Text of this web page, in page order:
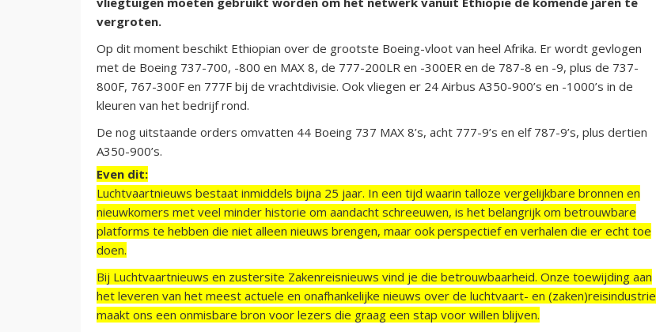
vergroten.
Op dit moment beschikt Ethiopian over de grootste Boeing-vloot van heel Afrika. Er wordt gevlogen
met de Boeing 737-700, -800 en MAX 8, de 777-200LR en -300ER en de 787-8 en -9, plus de 737-
800F, 767-300F en 777F bij de vrachtdivisie. Ook vliegen er 24 Airbus A350-900’s en -1000’s in de
kleuren van het bedrijf rond.
De nog uitstaande orders omvatten 44 Boeing 737 MAX 8’s, acht 777-9’s en elf 787-9’s, plus dertien
A350-900’s.
Even dit:
Luchtvaartnieuws bestaat inmiddels bijna 25 jaar. In een tijd waarin talloze vergelijkbare bronnen en
nieuwkomers met veel minder historie om aandacht schreeuwen, is het belangrijk om betrouwbare
platforms te hebben die niet alleen nieuws brengen, maar ook perspectief en verhalen die er echt toe
doen.
Bij Luchtvaartnieuws en zustersite Zakenreisnieuws vind je die betrouwbaarheid. Onze toewijding aan
het leveren van het meest actuele en onafhankelijke nieuws over de luchtvaart- en (zaken)reisindustrie
maakt ons een onmisbare bron voor lezers die graag een stap voor willen blijven.